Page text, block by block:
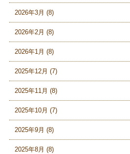
2026年3月 (8)
2026年2月 (8)
2026年1月 (8)
2025年12月 (7)
2025年11月 (8)
2025年10月 (7)
2025年9月 (8)
2025年8月 (8)